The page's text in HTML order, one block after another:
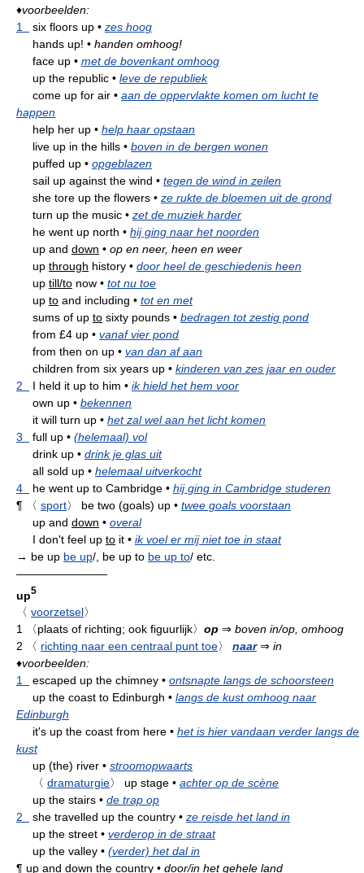
♦voorbeelden:
1
six floors up • zes hoog
hands up! • handen omhoog!
face up • met de bovenkant omhoog
up the republic • leve de republiek
come up for air • aan de oppervlakte komen om lucht te
happen
help her up • help haar opstaan
live up in the hills • boven in de bergen wonen
puffed up • opgeblazen
sail up against the wind • tegen de wind in zeilen
she tore up the flowers • ze rukte de bloemen uit de grond
turn up the music • zet de muziek harder
he went up north • hij ging naar het noorden
up and down • op en neer, heen en weer
up through history • door heel de geschiedenis heen
up till/to now • tot nu toe
up to and including • tot en met
sums of up to sixty pounds • bedragen tot zestig pond
from £4 up • vanaf vier pond
from then on up • van dan af aan
children from six years up • kinderen van zes jaar en ouder
2
I held it up to him • ik hield het hem voor
own up • bekennen
it will turn up • het zal wel aan het licht komen
3
full up • (helemaal) vol
drink up • drink je glas uit
all sold up • helemaal uitverkocht
4
he went up to Cambridge • hij ging in Cambridge studeren
¶
〈 sport〉 be two (goals) up • twee goals voorstaan
up and down • overal
I don't feel up to it • ik voel er mij niet toe in staat
→ be up be up/, be up to be up to/ etc.
————————
up5
〈 voorzetsel〉
1
〈plaats of richting; ook figuurlijk〉 op ⇒ boven in/op, omhoog
2
〈 richting naar een centraal punt toe〉 naar⇒ in
♦voorbeelden:
1
escaped up the chimney • ontsnapte langs de schoorsteen
up the coast to Edinburgh • langs de kust omhoog naar
Edinburgh
it's up the coast from here • het is hier vandaan verder langs de
kust
up (the) river • stroomopwaarts
〈 dramaturgie〉 up stage • achter op de scène
up the stairs • de trap op
2
she travelled up the country • ze reisde het land in
up the street • verderop in de straat
up the valley • (verder) het dal in
¶ up and down the country • door/in het gehele land